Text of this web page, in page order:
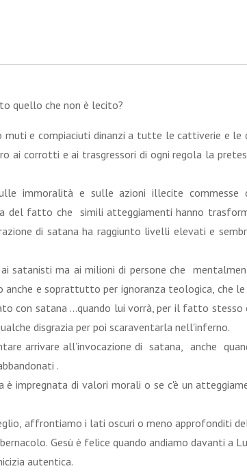
quello che non è lecito?
muti e compiaciuti dinanzi a tutte le cattiverie e
ai corrotti e ai trasgressori di ogni regola la
immoralità e sulle azioni illecite commesse
del fatto che simili atteggiamenti hanno
di satana ha raggiunto livelli elevati e
satanisti ma ai milioni di persone che
anche e soprattutto per ignoranza teologica, che
con satana …quando lui vorrà, per il fatto stesso
disgrazia per poi scaraventarla nell'inferno.
arrivare all’invocazione di satana, anche
.
è impregnata di valori morali o se c'è un
affrontiamo i lati oscuri o meno approfonditi
Gesù è felice quando andiamo davanti a
autentica.